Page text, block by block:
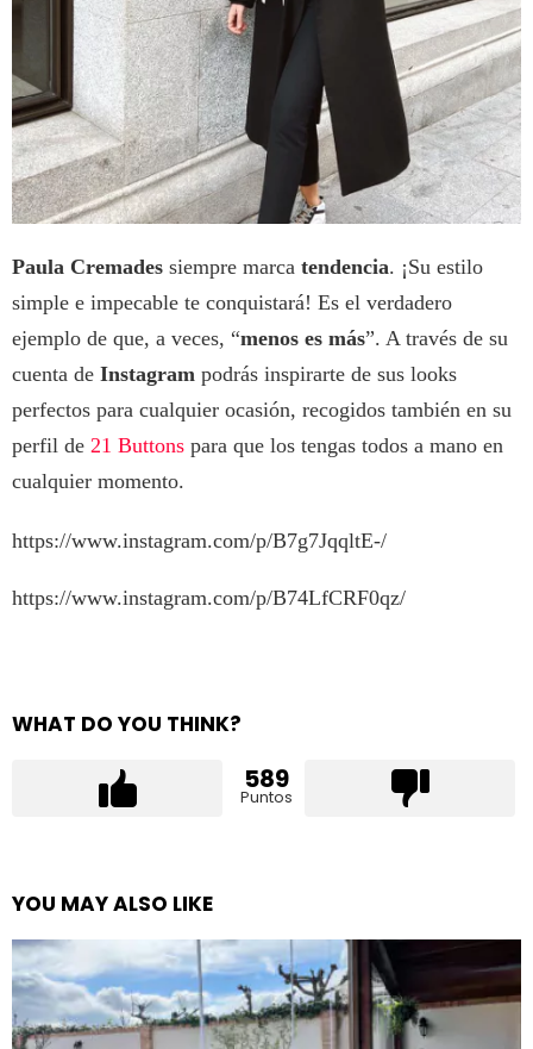
Paula Cremades siempre marca tendencia. ¡Su estilo
simple e impecable te conquistará! Es el verdadero
ejemplo de que, a veces, “menos es más”. A través de su
cuenta de Instagram podrás inspirarte de sus looks
perfectos para cualquier ocasión, recogidos también en su
perfil de 21 Buttons para que los tengas todos a mano en
cualquier momento.
https://www.instagram.com/p/B7g7JqqltE-/
https://www.instagram.com/p/B74LfCRF0qz/
WHAT DO YOU THINK?
589
Puntos
YOU MAY ALSO LIKE